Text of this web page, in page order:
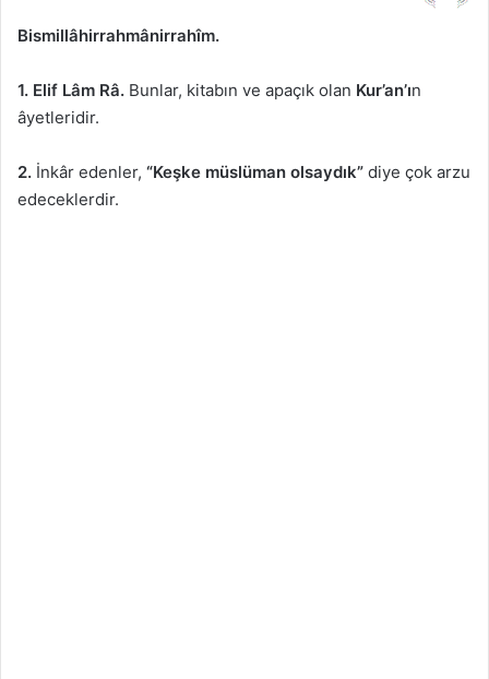
Bismillâhirrahmânirrahîm.
1. Elif Lâm Râ. Bunlar, kitabın ve apaçık olan Kur’an’ın
âyetleridir.
2. İnkâr edenler, “Keşke müslüman olsaydık” diye çok arzu
edeceklerdir.